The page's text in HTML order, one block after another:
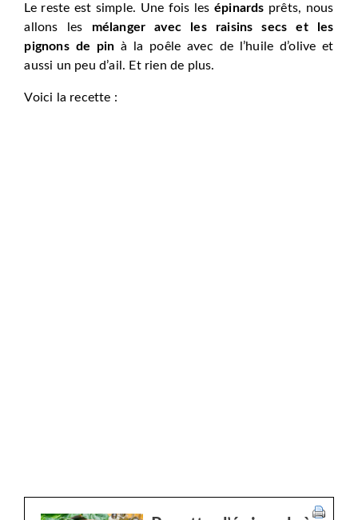
Le reste est simple. Une fois lesépinards prêts, nous
allons les mélanger avec les raisins secs et les
pignons de pin à la poêle avec de l’huile d’olive et
aussi un peu d’ail. Et rien de plus.
Voici la recette :